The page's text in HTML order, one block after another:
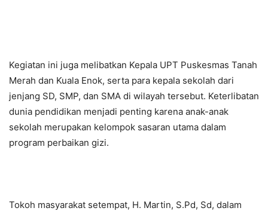
Kegiatan ini juga melibatkan Kepala UPT Puskesmas Tanah
Merah dan Kuala Enok, serta para kepala sekolah dari
jenjang SD, SMP, dan SMA di wilayah tersebut. Keterlibatan
dunia pendidikan menjadi penting karena anak-anak
sekolah merupakan kelompok sasaran utama dalam
program perbaikan gizi.
Tokoh masyarakat setempat, H. Martin, S.Pd, Sd, dalam